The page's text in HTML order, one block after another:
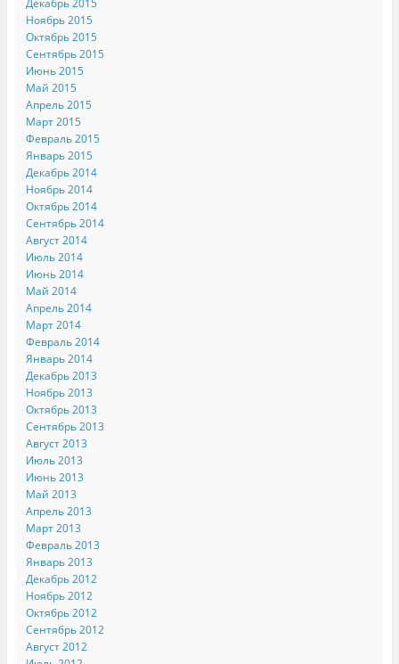
Ноябрь 2015
Октябрь 2015
Сентябрь 2015
Июнь 2015
Май 2015
Апрель 2015
Март 2015
Февраль 2015
Январь 2015
Декабрь 2014
Ноябрь 2014
Октябрь 2014
Сентябрь 2014
Август 2014
Июль 2014
Июнь 2014
Май 2014
Апрель 2014
Март 2014
Февраль 2014
Январь 2014
Декабрь 2013
Ноябрь 2013
Октябрь 2013
Сентябрь 2013
Август 2013
Июль 2013
Июнь 2013
Май 2013
Апрель 2013
Март 2013
Февраль 2013
Январь 2013
Декабрь 2012
Ноябрь 2012
Октябрь 2012
Сентябрь 2012
Август 2012